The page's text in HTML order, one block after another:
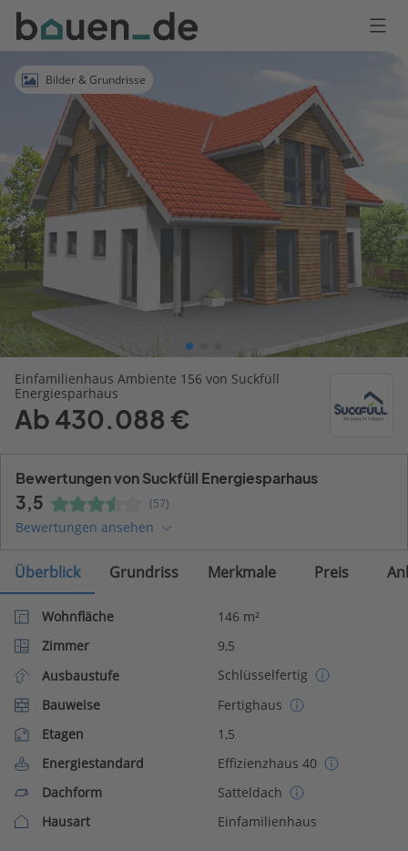
Bauen
Logo
AnmeldenBilder & Grundrisse
Einfamilienhaus Ambiente 156 von Suckfüll
Energiesparhaus
Ab 430.088 €
Bewertungen von Suckfüll Energiesparhaus
3,5 (57)
Bewertungen ansehen
Überblick Grundriss Merkmale Preis
Wohnfläche
146 m²
Zimmer
9,5
Ausbaustufe
Schlüsselfertig
Bauweise
Fertighaus
Etagen
1,5
Energiestandard
Effizienzhaus 40
Dachform
Satteldach
Hausart
Einfamilienhaus